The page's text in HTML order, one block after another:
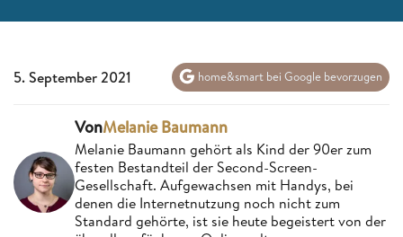
5. September 2021 home&smart bei Google bevorzugen
VonMelanie Baumann
Melanie Baumann gehört als Kind der 90er zum
festen Bestandteil der Second-Screen-
Gesellschaft. Aufgewachsen mit Handys, bei
denen die Internetnutzung noch nicht zum
Standard gehörte, ist sie heute begeistert von der